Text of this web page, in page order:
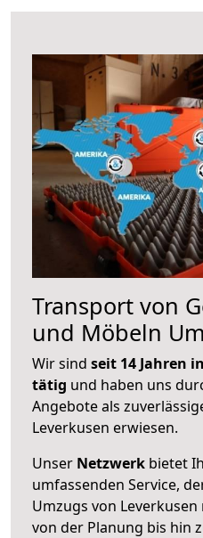
Transport von
und Möbeln
Wir sind seit 14 Jahren
tätig und haben uns
Angebote als
Leverkusen erwiesen.
Unser Netzwerk bietet
umfassenden Service,
Umzugs von
von der Planung bis hin